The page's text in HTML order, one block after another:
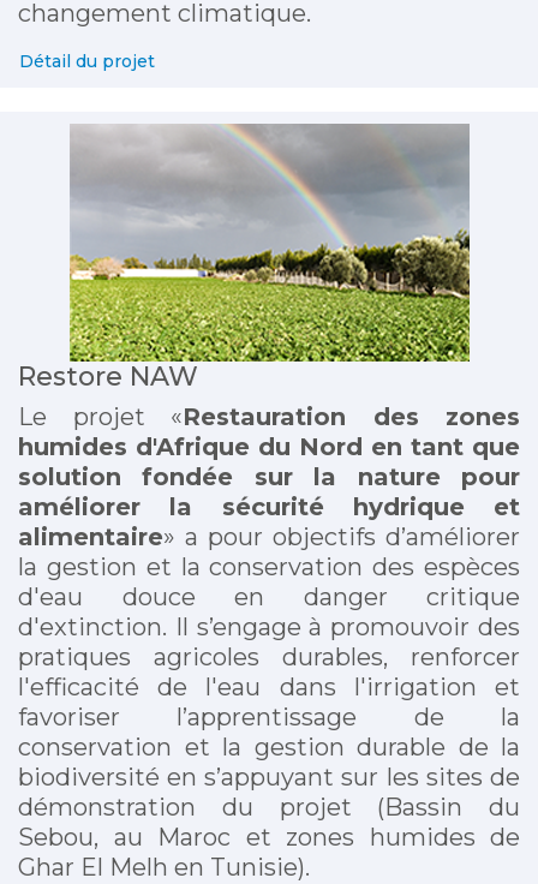
changement climatique.
Détail du projet
Restore NAW
Le projet «Restauration des zones
humides d'Afrique du Nord en tant que
solution fondée sur la nature pour
améliorer la sécurité hydrique et
alimentaire» a pour objectifs d’améliorer
la gestion et la conservation des espèces
d'eau douce en danger critique
d'extinction. Il s’engage à promouvoir des
pratiques agricoles durables, renforcer
l'efficacité de l'eau dans l'irrigation et
favoriser l’apprentissage de la
conservation et la gestion durable de la
biodiversité en s’appuyant sur les sites de
démonstration du projet (Bassin du
Sebou, au Maroc et zones humides de
Ghar El Melh en Tunisie).